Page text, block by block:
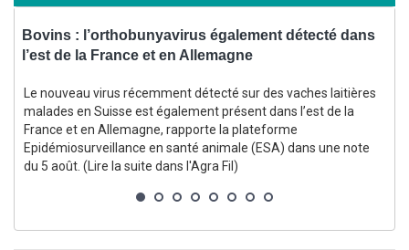
Bovins : l’orthobunyavirus également détecté dans
l’est de la France et en Allemagne
Le nouveau virus récemment détecté sur des vaches laitières
malades en Suisse est également présent dans l’est de la
France et en Allemagne, rapporte la plateforme
Epidémiosurveillance en santé animale (ESA) dans une note
du 5 août. (Lire la suite dans l'Agra Fil)